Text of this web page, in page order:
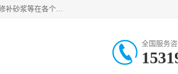
西安伊顿建材有限公司主营产品：CGM高强无收缩灌浆料，建筑结构胶，石材粘合剂，柔性防水材料，环氧修补砂浆等在各个行业得到了客户认可。
全国服务